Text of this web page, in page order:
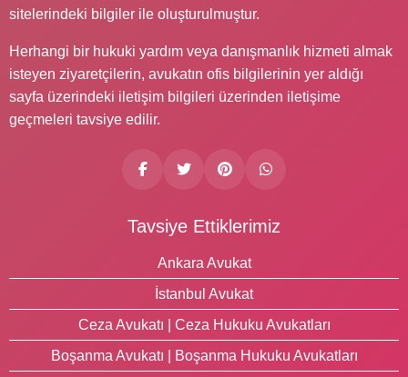
sitelerindeki bilgiler ile oluşturulmuştur.
Herhangi bir hukuki yardım veya danışmanlık hizmeti almak
isteyen ziyaretçilerin, avukatın ofis bilgilerinin yer aldığı
sayfa üzerindeki iletişim bilgileri üzerinden iletişime
geçmeleri tavsiye edilir.
Tavsiye Ettiklerimiz
Ankara Avukat
İstanbul Avukat
Ceza Avukatı | Ceza Hukuku Avukatları
Boşanma Avukatı | Boşanma Hukuku Avukatları